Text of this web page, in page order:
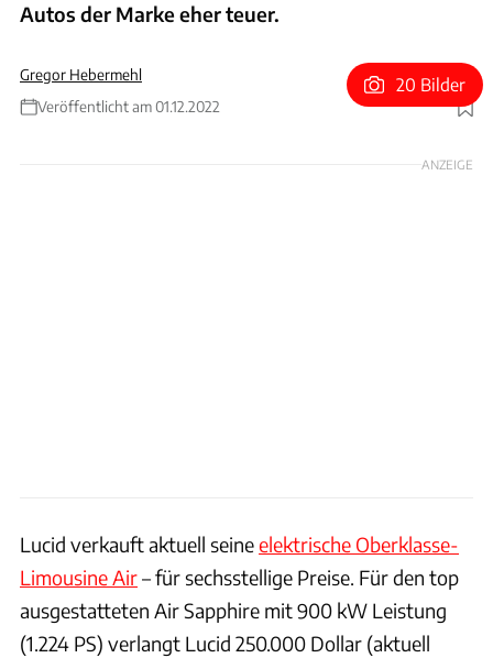
Autos der Marke eher teuer.
Gregor Hebermehl
Veröffentlicht am 01.12.2022
Foto: Twitter / Let'sGoLCID
20 Bilder
ANZEIGE
Lucid verkauft aktuell seineelektrische Oberklasse-
Limousine Air– für sechsstellige Preise. Für den top
ausgestatteten Air Sapphire mit 900 kW Leistung
(1.224 PS) verlangt Lucid 250.000 Dollar (aktuell